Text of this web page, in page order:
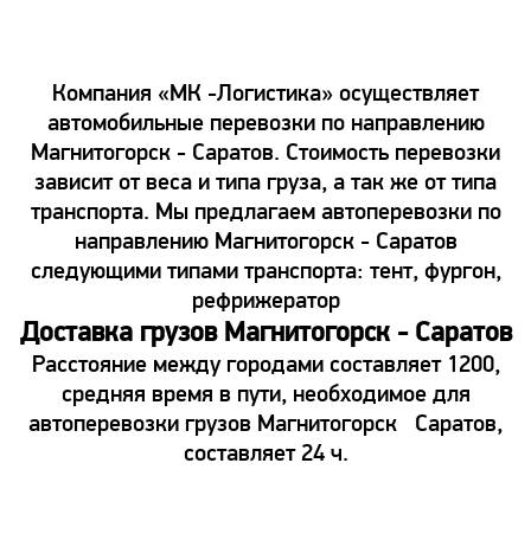
Компания «МК -Логистика» осуществляет
автомобильные перевозки по направлению
Магнитогорск - Саратов. Стоимость перевозки
зависит от веса и типа груза, а так же от типа
транспорта. Мы предлагаем автоперевозки по
направлению Магнитогорск - Саратов
следующими типами транспорта: тент, фургон,
рефрижератор
Доставка грузов Магнитогорск - Саратов
Расстояние между городами составляет 1200,
средняя время в пути, необходимое для
автоперевозки грузов Магнитогорск Саратов,
составляет 24 ч.